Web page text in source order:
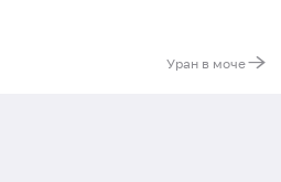
Уран в моче